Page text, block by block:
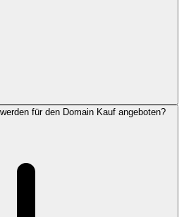
für den Domain Kauf angeboten?